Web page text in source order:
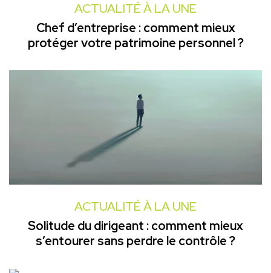
ACTUALITÉ À LA UNE
Chef d’entreprise : comment mieux
protéger votre patrimoine personnel ?
ACTUALITÉ À LA UNE
Solitude du dirigeant : comment mieux
s’entourer sans perdre le contrôle ?